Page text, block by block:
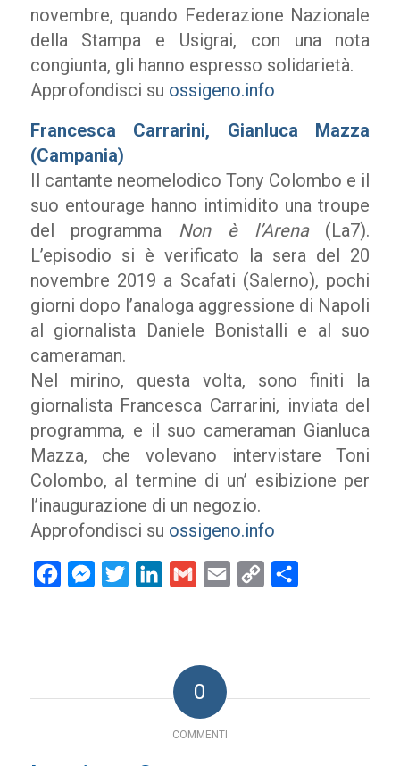
novembre, quando Federazione Nazionale
della Stampa e Usigrai, con una nota
congiunta, gli hanno espresso solidarietà.
Approfondisci su ossigeno.info
Francesca Carrarini, Gianluca Mazza
(Campania)
Il cantante neomelodico Tony Colombo e il
suo entourage hanno intimidito una troupe
del programma Non è l’Arena (La7).
L’episodio si è verificato la sera del 20
novembre 2019 a Scafati (Salerno), pochi
giorni dopo l’analoga aggressione di Napoli
al giornalista Daniele Bonistalli e al suo
cameraman.
Nel mirino, questa volta, sono finiti la
giornalista Francesca Carrarini, inviata del
programma, e il suo cameraman Gianluca
Mazza, che volevano intervistare Toni
Colombo, al termine di un’ esibizione per
l’inaugurazione di un negozio.
Approfondisci su ossigeno.info
FacebookMessenger
Twitter LinkedInGmail Email
Copy
0
COMMENTI